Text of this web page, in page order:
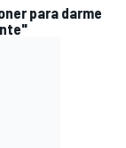
para darme